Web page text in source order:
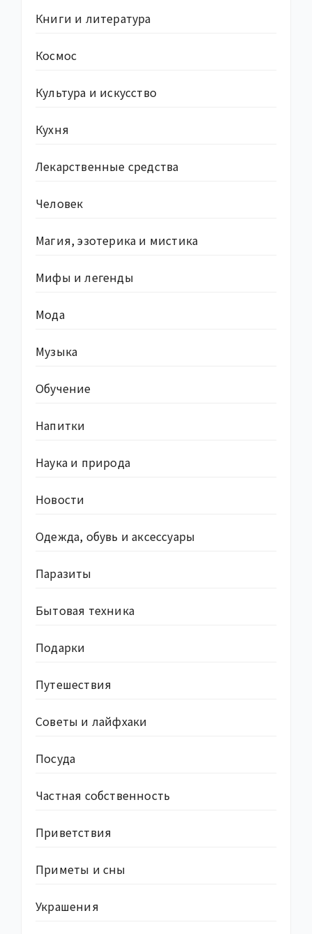
Книги и литература
Космос
Культура и искусство
Кухня
Лекарственные средства
Человек
Магия, эзотерика и мистика
Мифы и легенды
Мода
Музыка
Обучение
Напитки
Наука и природа
Новости
Одежда, обувь и аксессуары
Паразиты
Бытовая техника
Подарки
Путешествия
Советы и лайфхаки
Посуда
Частная собственность
Приветствия
Приметы и сны
Украшения